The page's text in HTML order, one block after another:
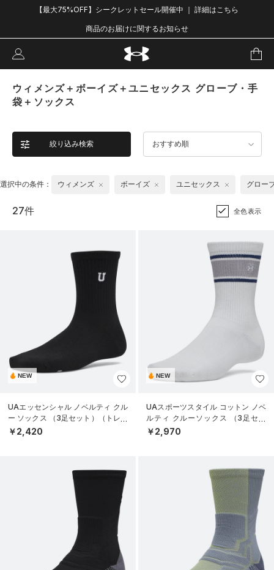
【最大75%OFF】シークレットセール開催中 ｜ 詳細はこちら
商品のお届けに関するお知らせ
ウィメンズ＋ボーイズ＋ユニセックス グローブ・手
袋＋ソックス
絞り込み検索 おすすめ順
選択中の条件： ウィメンズ ボーイズ ユニセックス グロー
27件 全色表示
NEW
UAエッセンシャル ノベルティ クル
ー ソックス （3足セット）（トレー
ニング/WOMEN）
￥2,420
NEW
UAスポーツスタイル コットン ノベ
ルティ クルーソックス （3足セッ
ト）（トレーニング/UNISEX）
￥2,970